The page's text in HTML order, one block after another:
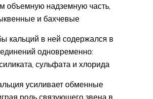
объемную надземную часть,
и бахчевые
кальций в ней содержался в
одновременно:
сульфата и хлорида
усиливает обменные
роль связующего звена в